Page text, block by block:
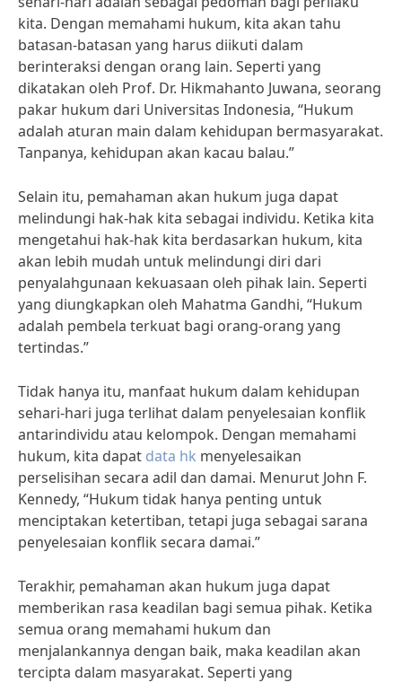
kita. Dengan memahami hukum, kita akan tahu
batasan-batasan yang harus diikuti dalam
berinteraksi dengan orang lain. Seperti yang
dikatakan oleh Prof. Dr. Hikmahanto Juwana, seorang
pakar hukum dari Universitas Indonesia, “Hukum
adalah aturan main dalam kehidupan bermasyarakat.
Tanpanya, kehidupan akan kacau balau.”
Selain itu, pemahaman akan hukum juga dapat
melindungi hak-hak kita sebagai individu. Ketika kita
mengetahui hak-hak kita berdasarkan hukum, kita
akan lebih mudah untuk melindungi diri dari
penyalahgunaan kekuasaan oleh pihak lain. Seperti
yang diungkapkan oleh Mahatma Gandhi, “Hukum
adalah pembela terkuat bagi orang-orang yang
tertindas.”
Tidak hanya itu, manfaat hukum dalam kehidupan
sehari-hari juga terlihat dalam penyelesaian konflik
antarindividu atau kelompok. Dengan memahami
hukum, kita dapat data hk menyelesaikan
perselisihan secara adil dan damai. Menurut John F.
Kennedy, “Hukum tidak hanya penting untuk
menciptakan ketertiban, tetapi juga sebagai sarana
penyelesaian konflik secara damai.”
Terakhir, pemahaman akan hukum juga dapat
memberikan rasa keadilan bagi semua pihak. Ketika
semua orang memahami hukum dan
menjalankannya dengan baik, maka keadilan akan
tercipta dalam masyarakat. Seperti yang